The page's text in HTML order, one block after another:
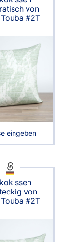
von
#2T
eingeben
von
#2T